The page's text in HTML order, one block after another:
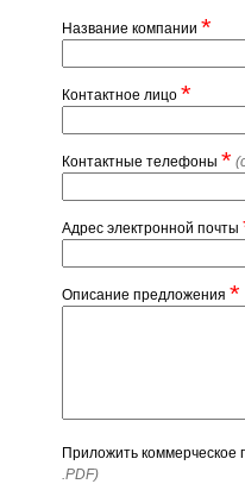
Название компании *
Контактное лицо *
Контактные телефоны *
Адрес электронной почты
Описание предложения *
Приложить
.PDF)